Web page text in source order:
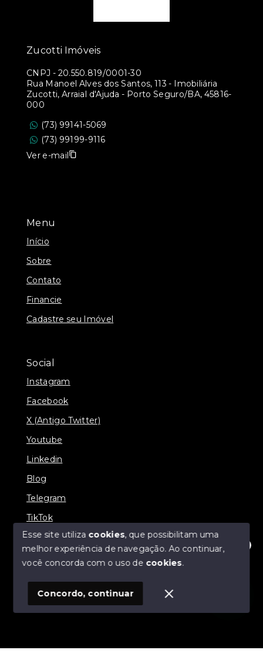
Olá! Estamos disponíveis para te ajudar.
Menu
Início
Sobre
Contato
Financie
Cadastre seu Imóvel
Social
Instagram
Facebook
X (Antigo Twitter)
Youtube
Linkedin
Blog
Telegram
TikTok
© Copyright 2026 - Zucotti Imóveis - Todos os direitos
SITE PARA IMOBILIARIA
Zucotti Imóveis
CNPJ - 20.550.819/0001-30
Rua Manoel Alves dos Santos, 113 - Imobiliária
Zucotti, Arraial d'Ajuda - Porto Seguro/BA, 45816-
000
(73) 99141-5069
(73) 99199-9116
Ver e-mail
Esse site utiliza cookies, que possibilitam uma
melhor experiência de navegação.Ao continuar,
você concorda com o uso de cookies.
Concordo, continuar